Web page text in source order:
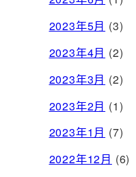
2023年5月 (3)
2023年4月 (2)
2023年3月 (2)
2023年2月 (1)
2023年1月 (7)
2022年12月 (6)